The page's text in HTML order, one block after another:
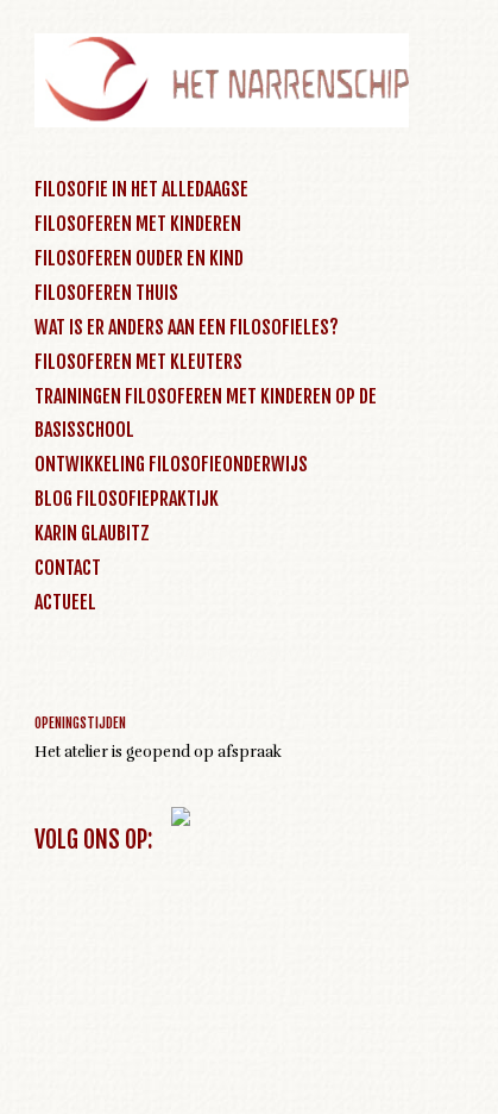
Menu
SKIP TO CONTENT
FILOSOFIE IN HET ALLEDAAGSE
FILOSOFEREN MET KINDEREN
FILOSOFEREN OUDER EN KIND
FILOSOFEREN THUIS
WAT IS ER ANDERS AAN EEN FILOSOFIELES?
FILOSOFEREN MET KLEUTERS
TRAININGEN FILOSOFEREN MET KINDEREN OP DE
BASISSCHOOL
ONTWIKKELING FILOSOFIEONDERWIJS
BLOG FILOSOFIEPRAKTIJK
KARIN GLAUBITZ
CONTACT
ACTUEEL
OPENINGSTIJDEN
Het atelier is geopend op afspraak
VOLG ONS OP: